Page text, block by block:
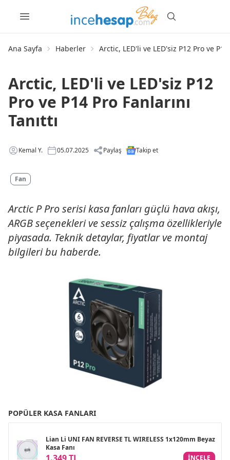
Ana Sayfa Haberler Arctic, LED'li ve LED'siz P12 Pro ve P14
Arctic, LED'li ve LED'siz P12
Pro ve P14 Pro Fanlarını
Tanıttı
Kemal Y. 05.07.2025 Paylaş Takip et
Fan
Arctic P Pro serisi kasa fanları güçlü hava akışı,
ARGB seçenekleri ve sessiz çalışma özellikleriyle
piyasada. Teknik detaylar, fiyatlar ve montaj
bilgileri bu haberde.
POPÜLER KASA FANLARI
Lian Li UNI FAN REVERSE TL WIRELESS 1x120mm Beyaz
Kasa Fanı
INCELE